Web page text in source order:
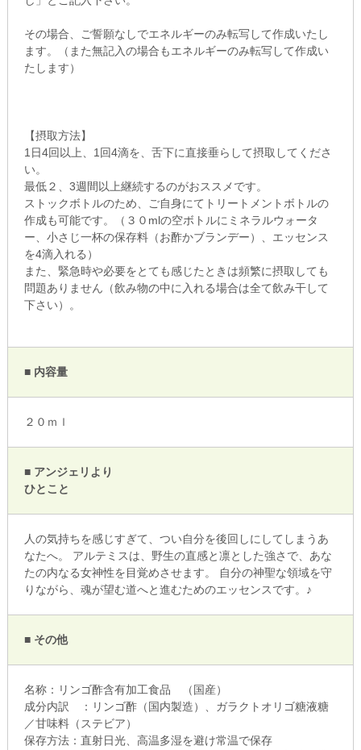
その場合、ご誓願なしでエネルギーのみ転写して作成いたし
ます。（また無記入の場合もエネルギーのみ転写して作成い
たします）
【摂取方法】
1日4回以上、1回4滴を、舌下に直接垂らして摂取してくださ
い。
最低２、3週間以上継続するのがおススメです。
ストックボトルのため、ご自身にてトリートメントボトルの
作成も可能です。（３０mlの空ボトルにミネラルウォータ
ー、小さじ一杯の保存料（お酢かブランデー）、エッセンス
を4滴入れる）
また、緊急時や必要をとても感じたときは頻繁に摂取しても
問題ありません（飲み物の中に入れる場合は全て飲み干して
下さい）。
■ 内容量
２０ｍｌ
■ アンジェリより
ひとこと
人の気持ちを感じすぎて、つい自分を後回しにしてしまうあ
なたへ。 アルテミスは、野生の直感と凛とした強さで、あな
たの内なる女神性を目覚めさせます。 自分の神聖な領域を守
りながら、魂が望む道へと進むためのエッセンスです。♪
■ その他
名称：リンゴ酢含有加工食品 （国産）
成分内訳 ：リンゴ酢（国内製造）、ガラクトオリゴ糖液糖
／甘味料（ステビア）
保存方法：直射日光、高温多湿を避け常温で保存